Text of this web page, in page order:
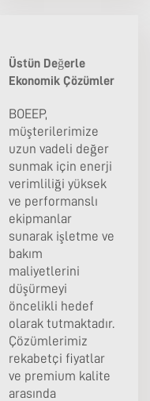
Üstün Değerle
Ekonomik Çözümler
BOEEP,
müşterilerimize
uzun vadeli değer
sunmak için enerji
verimliliği yüksek
ve performanslı
ekipmanlar
sunarak işletme ve
bakım
maliyetlerini
düşürmeyi
öncelikli hedef
olarak tutmaktadır.
Çözümlerimiz
rekabetçi fiyatlar
ve premium kalite
arasında